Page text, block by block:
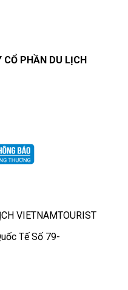
CỔ PHẦN DU LỊCH
VIETNAMTOURIST
Tế Số 79-